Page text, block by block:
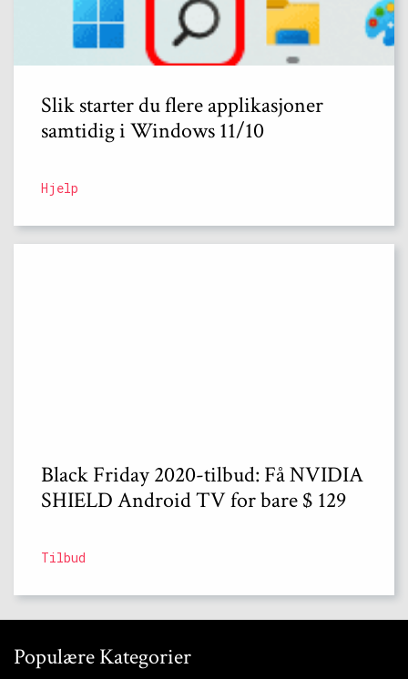
Slik starter du flere applikasjoner
samtidig i Windows 11/10
Hjelp
Black Friday 2020-tilbud: Få NVIDIA
SHIELD Android TV for bare $ 129
Tilbud
Populære Kategorier